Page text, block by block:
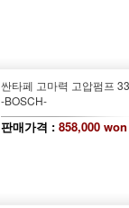
싼타페 고마력 고압펌프
-BOSCH-
판매가격 : 858,000 won